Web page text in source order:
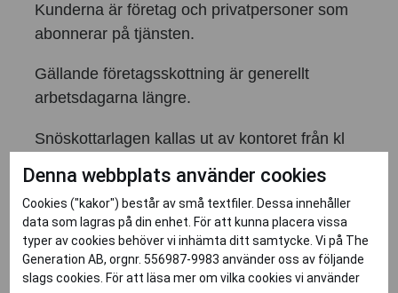
Kunderna är företag och privatpersoner som
abonnerar på tjänsten.
Gällande företagsskottning är generellt
arbetsdagarna längre.
Snöskottarlagen kallas ut av kontoret från kl
skottning dagtid.
Skottning på helger kan förekomma.
Vi behöver ca 4 st glada skottare!
Denna webbplats använder cookies
Cookies ("kakor") består av små textfiler. Dessa innehåller
data som lagras på din enhet. För att kunna placera vissa
typer av cookies behöver vi inhämta ditt samtycke. Vi på The
Generation AB, orgnr. 556987-9983 använder oss av följande
slags cookies. För att läsa mer om vilka cookies vi använder